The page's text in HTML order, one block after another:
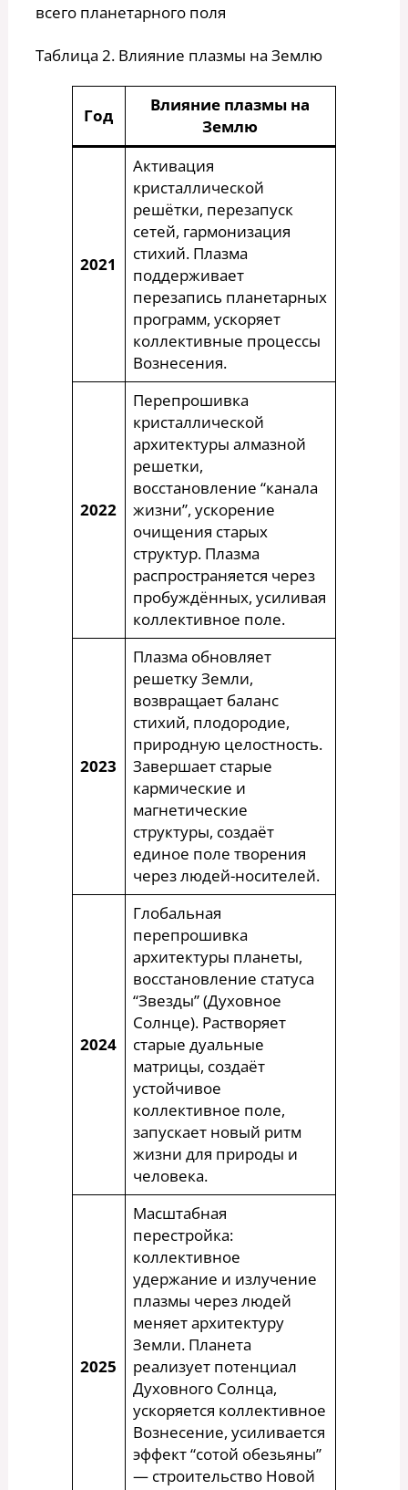
всего планетарного поля
Таблица 2. Влияние плазмы на Землю
Год
Влияние плазмы на
Землю
2021
Активация
кристаллической
решётки, перезапуск
сетей, гармонизация
стихий. Плазма
поддерживает
перезапись планетарных
программ, ускоряет
коллективные процессы
Вознесения.
2022
Перепрошивка
кристаллической
архитектуры алмазной
решетки,
восстановление “канала
жизни”, ускорение
очищения старых
структур. Плазма
распространяется через
пробуждённых, усиливая
коллективное поле.
2023
Плазма обновляет
решетку Земли,
возвращает баланс
стихий, плодородие,
природную целостность.
Завершает старые
кармические и
магнетические
структуры, создаёт
единое поле творения
через людей-носителей.
2024
Глобальная
перепрошивка
архитектуры планеты,
восстановление статуса
“Звезды” (Духовное
Солнце). Растворяет
старые дуальные
матрицы, создаёт
устойчивое
коллективное поле,
запускает новый ритм
жизни для природы и
человека.
2025
Масштабная
перестройка:
коллективное
удержание и излучение
плазмы через людей
меняет архитектуру
Земли. Планета
реализует потенциал
Духовного Солнца,
ускоряется коллективное
Вознесение, усиливается
эффект “сотой обезьяны”
— строительство Новой